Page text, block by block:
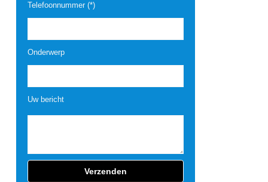
Telefoonnummer (*)
Onderwerp
Uw bericht